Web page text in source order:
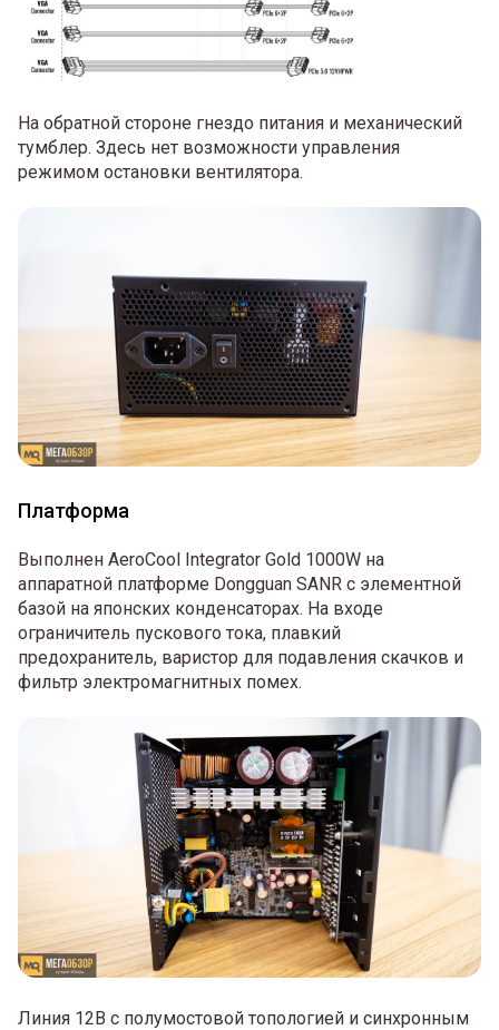
На обратной стороне гнездо питания и механический
тумблер. Здесь нет возможности управления
режимом остановки вентилятора.
Платформа
Выполнен AeroCool Integrator Gold 1000W на
аппаратной платформе Dongguan SANR с элементной
базой на японских конденсаторах. На входе
ограничитель пускового тока, плавкий
предохранитель, варистор для подавления скачков и
фильтр электромагнитных помех.
Линия 12В с полумостовой топологией и синхронным